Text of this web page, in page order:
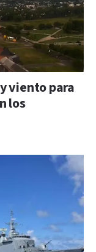
viento para
los